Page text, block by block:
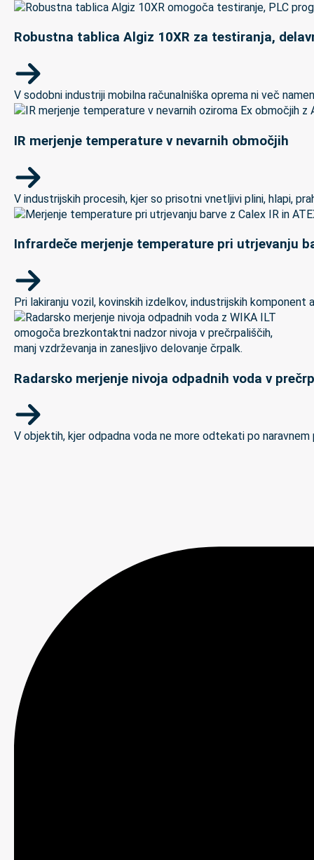
Robustna tablica Algiz 10XR za testiranja,
V sodobni industriji mobilna računalniška oprema ni več
IR merjenje temperature v nevarnih območjih
V industrijskih procesih, kjer so prisotni vnetljivi plini, hlapi,
Infrardeče merjenje temperature pri utrjevanju
Pri lakiranju vozil, kovinskih izdelkov, industrijskih
Radarsko merjenje nivoja odpadnih voda v
V objektih, kjer odpadna voda ne more odtekati po